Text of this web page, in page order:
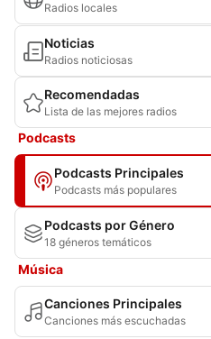
Radios locales
Noticias
Radios noticiosas
Recomendadas
Lista de las mejores radios
Podcasts
Podcasts Principales
Podcasts más populares
Podcasts por Género
18 géneros temáticos
Música
Canciones Principales
Canciones más escuchadas